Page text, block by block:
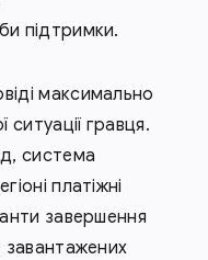
підтримки.
максимально
ситуації гравця.
система
платіжні
завершення
завантажених